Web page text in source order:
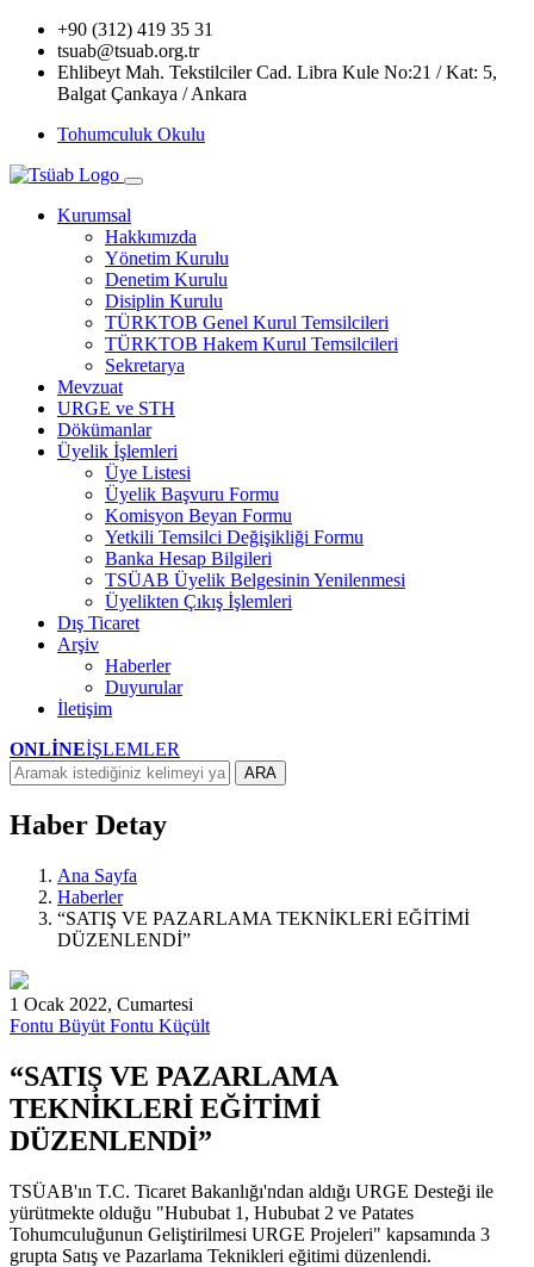
+90 (312) 419 35 31
tsuab@tsuab.org.tr
Ehlibeyt Mah. Tekstilciler Cad. Libra Kule No:21 / Kat: 5,
Balgat Çankaya / Ankara
Tohumculuk Okulu
Kurumsal
Hakkımızda
Yönetim Kurulu
Denetim Kurulu
Disiplin Kurulu
TÜRKTOB Genel Kurul Temsilcileri
TÜRKTOB Hakem Kurul Temsilcileri
Sekretarya
Mevzuat
URGE ve STH
Dökümanlar
Üyelik İşlemleri
Üye Listesi
Üyelik Başvuru Formu
Komisyon Beyan Formu
Yetkili Temsilci Değişikliği Formu
Banka Hesap Bilgileri
TSÜAB Üyelik Belgesinin Yenilenmesi
Üyelikten Çıkış İşlemleri
Dış Ticaret
Arşiv
Haberler
Duyurular
İletişim
ONLİNEİŞLEMLER
ARA
Haber Detay
Ana Sayfa
Haberler
“SATIŞ VE PAZARLAMA TEKNİKLERİ EĞİTİMİ
DÜZENLENDİ”
1 Ocak 2022, Cumartesi
Fontu Büyüt Fontu Küçült
“SATIŞ VE PAZARLAMA
TEKNİKLERİ EĞİTİMİ
DÜZENLENDİ”
TSÜAB'ın T.C. Ticaret Bakanlığı'ndan aldığı URGE Desteği ile
yürütmekte olduğu "Hububat 1, Hububat 2 ve Patates
Tohumculuğunun Geliştirilmesi URGE Projeleri" kapsamında 3
grupta Satış ve Pazarlama Teknikleri eğitimi düzenlendi.